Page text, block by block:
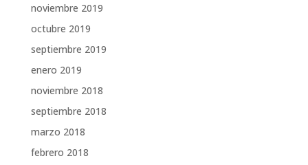
noviembre 2019
octubre 2019
septiembre 2019
enero 2019
noviembre 2018
septiembre 2018
marzo 2018
febrero 2018